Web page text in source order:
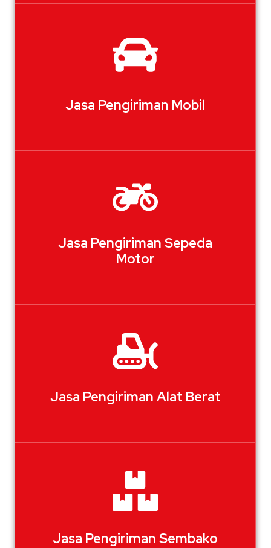
Jasa Pengiriman Mobil
Jasa Pengiriman Sepeda
Motor
Jasa Pengiriman Alat Berat
Jasa Pengiriman Sembako